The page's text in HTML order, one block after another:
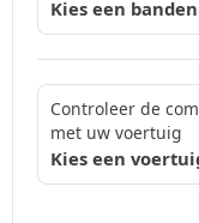
Kies een
Controleer de
met uw voertuig
Kies een